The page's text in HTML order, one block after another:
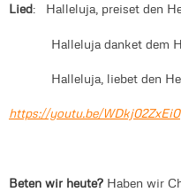
Lied: Halleluja, preiset den
Halleluja danket dem
Halleluja, liebet den
https://youtu.be/WDkj02ZxEi0
Beten wir heute? Haben wir